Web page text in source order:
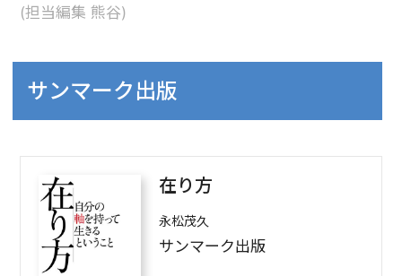
(担当編集 熊谷)
サンマーク出版
在り方
永松茂久
サンマーク出版